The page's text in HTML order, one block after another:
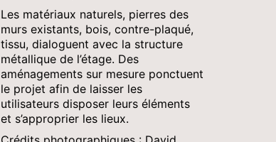
Les matériaux naturels, pierres des
murs existants, bois, contre-plaqué,
tissu, dialoguent avec la structure
métallique de l’étage. Des
aménagements sur mesure ponctuent
le projet afin de laisser les
utilisateurs disposer leurs éléments
et s’approprier les lieux.